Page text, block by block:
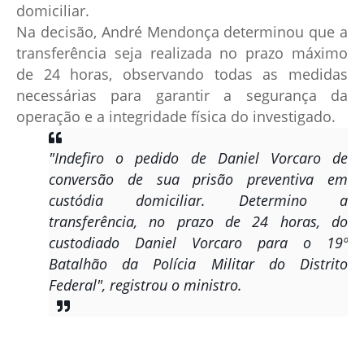
domiciliar.
Na decisão, André Mendonça determinou que a
transferência seja realizada no prazo máximo
de 24 horas, observando todas as medidas
necessárias para garantir a segurança da
operação e a integridade física do investigado.
"Indefiro o pedido de Daniel Vorcaro de
conversão de sua prisão preventiva em
custódia domiciliar. Determino a
transferência, no prazo de 24 horas, do
custodiado Daniel Vorcaro para o 19º
Batalhão da Polícia Militar do Distrito
Federal", registrou o ministro.